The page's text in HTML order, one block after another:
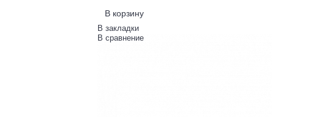
В корзину
В закладки
В сравнение